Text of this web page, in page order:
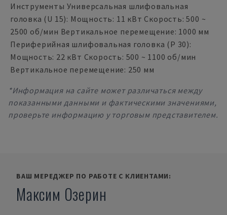
Инструменты Универсальная шлифовальная
головка (U 15): Мощность: 11 кВт Скорость: 500 ~
2500 об/мин Вертикальное перемещение: 1000 мм
Периферийная шлифовальная головка (P 30):
Мощность: 22 кВт Скорость: 500 ~ 1100 об/мин
Вертикальное перемещение: 250 мм
*Информация на сайте может различаться между
показанными данными и фактическими значениями,
проверьте информацию у торговым представителем.
ВАШ МЕРЕДЖЕР ПО РАБОТЕ С КЛИЕНТАМИ:
Максим Озерин